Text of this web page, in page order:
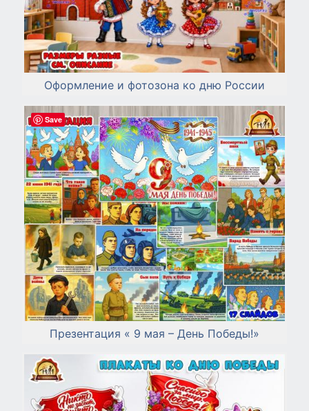
Оформление и фотозона ко дню России
Презентация « 9 мая – День Победы!»
Save